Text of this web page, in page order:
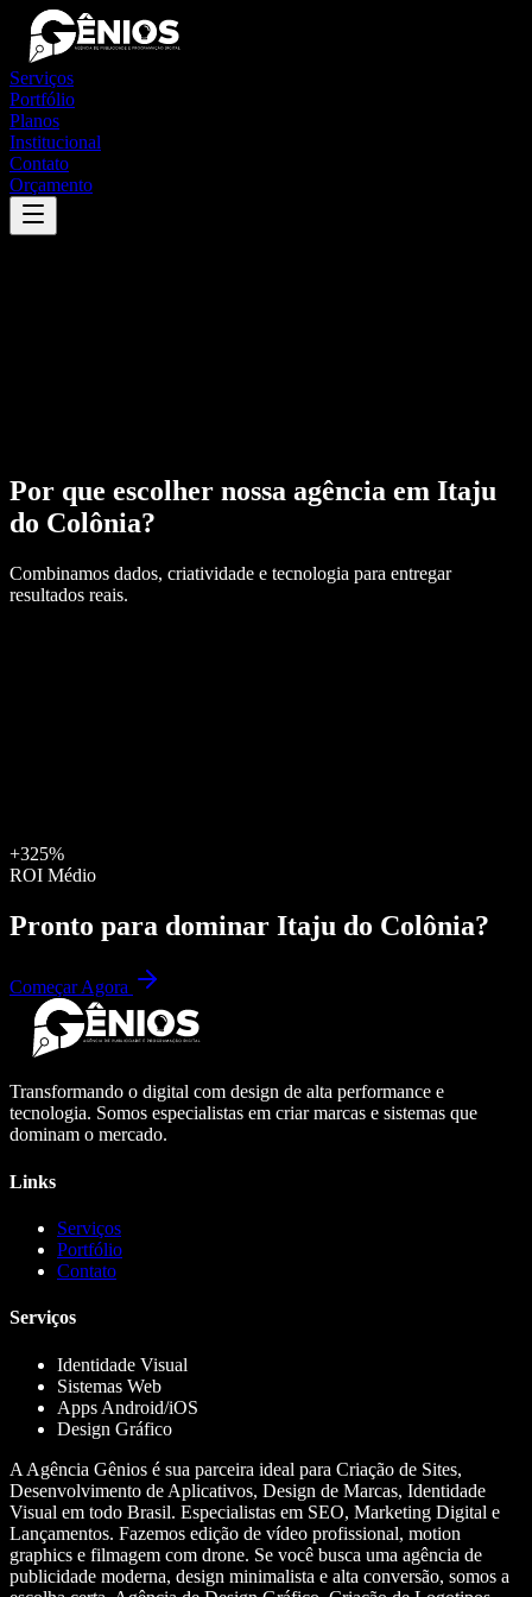
Serviços
Portfólio
Planos
Institucional
Contato
Orçamento
Por que escolher nossa agência em Itaju
do Colônia?
Combinamos dados, criatividade e tecnologia para entregar
resultados reais.
+325%
ROI Médio
Pronto para dominar Itaju do Colônia?
Começar Agora
Transformando o digital com design de alta performance e
tecnologia. Somos especialistas em criar marcas e sistemas que
dominam o mercado.
Links
Serviços
Portfólio
Contato
Serviços
Identidade Visual
Sistemas Web
Apps Android/iOS
Design Gráfico
A Agência Gênios é sua parceira ideal para Criação de Sites,
Desenvolvimento de Aplicativos, Design de Marcas, Identidade
Visual em todo Brasil. Especialistas em SEO, Marketing Digital e
Lançamentos. Fazemos edição de vídeo profissional, motion
graphics e filmagem com drone. Se você busca uma agência de
publicidade moderna, design minimalista e alta conversão, somos a